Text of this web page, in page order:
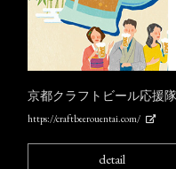
京都クラフトビール応援隊
https://craftbeerouentai.com/
detail